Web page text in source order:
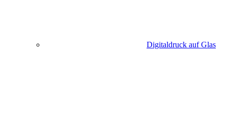
Digitaldruck auf Glas